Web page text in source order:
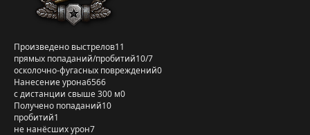
Произведено выстрелов11
прямых попаданий/пробитий10/7
осколочно-фугасных повреждений0
Нанесение урона6566
с дистанции свыше 300 м0
Получено попаданий10
пробитий1
не нанёсших урон7